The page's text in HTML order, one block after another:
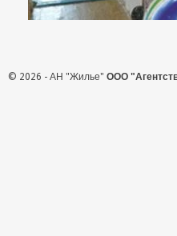
© 2026 - АН "Жилье" ООО